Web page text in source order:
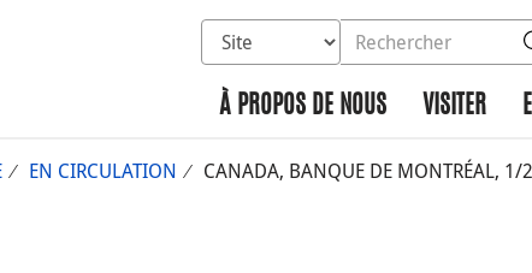
Sélectionnez la base de données à
Rechercher dans le site
À PROPOS DE NOUS VISITER
EN CIRCULATION CANADA, BANQUE DE MONTRÉAL, 1/